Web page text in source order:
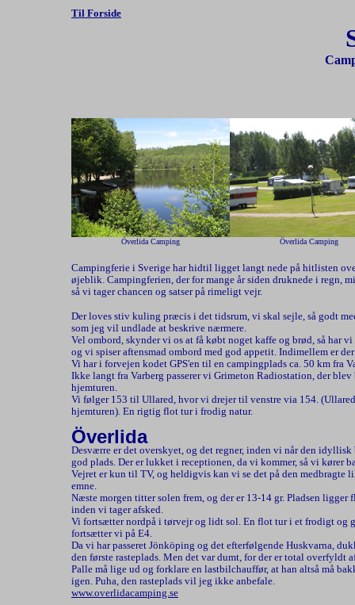
Til Forside
Överlida Camping Överlida Camping
Campingferie i Sverige har hidtil ligget langt nede på hitlisten
øjeblik. Campingferien, der for mange år siden druknede i regn,
så vi tager chancen og satser på rimeligt vejr.
Der loves stiv kuling præcis i det tidsrum, vi skal sejle, så godt
som jeg vil undlade at beskrive nærmere.
Vel ombord, skynder vi os at få købt noget kaffe og brød, så har
og vi spiser aftensmad ombord med god appetit. Indimellem er
Vi har i forvejen kodet GPS'en til en campingplads ca. 50 km fra
Ikke langt fra Varberg passerer vi Grimeton Radiostation, der
hjemturen.
Vi følger 153 til Ullared, hvor vi drejer til venstre via 154.
hjemturen). En rigtig flot tur i frodig natur.
Överlida
Desværre er det overskyet, og det regner, inden vi når den
god plads. Der er lukket i receptionen, da vi kommer, så vi kører
Vejret er kun til TV, og heldigvis kan vi se det på den
emne.
Næste morgen titter solen frem, og der er 13-14 gr. Pladsen
inden vi tager afsked.
Vi fortsætter nordpå i tørvejr og lidt sol. En flot tur i et frodigt og
fortsætter vi på E4.
Da vi har passeret Jönköping og det efterfølgende Huskvarna,
den første rasteplads. Men det var dumt, for der er total overfyldt
Palle må lige ud og forklare en lastbilchauffør, at han altså må
igen. Puha, den rasteplads vil jeg ikke anbefale.
www.overlidacamping.se